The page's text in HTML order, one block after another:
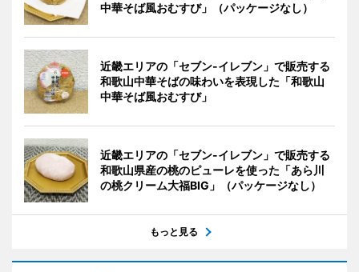
中華そば風おむすび」（パッケージなし）
近畿エリアの「セブン-イレブン」で販売する
和歌山中華そばの味わいを表現した「和歌山
中華そば風おむすび」
近畿エリアの「セブン-イレブン」で販売する
和歌山県産の桃のピューレを使った「あら川
の桃クリーム大福BIG」（パッケージなし）
もっと見る